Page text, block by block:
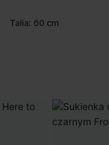
Talia: 60 cm